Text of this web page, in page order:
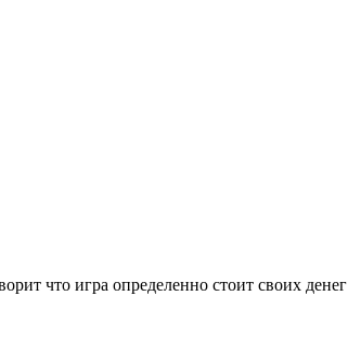
что игра определенно стоит своих денег